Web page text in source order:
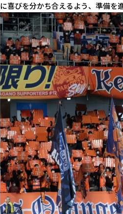
に喜びを分かち合えるよう、準備を